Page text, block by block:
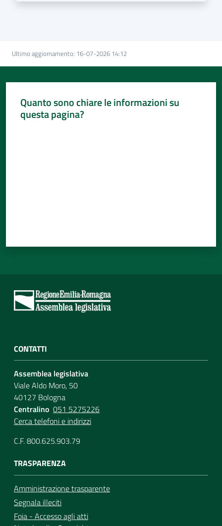
Ultimo aggiornamento: 16-07-2026 14:12
Quanto sono chiare le informazioni su
questa pagina?
CONTATTI
Assemblea legislativa
Viale Aldo Moro, 50
40127 Bologna
Centralino 051 5275226
Cerca telefoni e indirizzi
C.F. 800.625.903.79
TRASPARENZA
Amministrazione trasparente
Segnala illeciti
Foia - Accesso agli atti